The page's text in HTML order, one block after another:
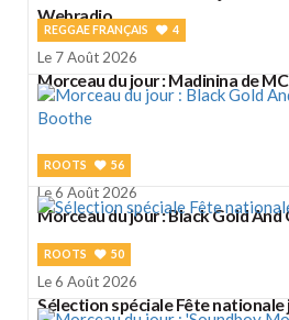
Webradio
REGGAE FRANÇAIS 4
Le 7 Août 2026
Morceau du jour : Madinina de
ROOTS 56
Le 6 Août 2026
Morceau du jour : Black Gold
ROOTS 50
Le 6 Août 2026
Sélection spéciale Fête nationale